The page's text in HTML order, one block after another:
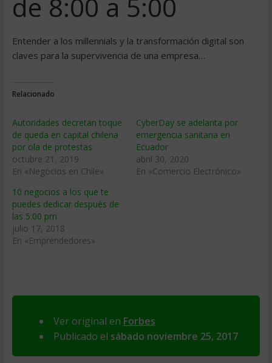
de 8:00 a 5:00
Entender a los millennials y la transformación digital son
claves para la supervivencia de una empresa…
Relacionado
Autoridades decretan toque
de queda en capital chilena
por ola de protestas
octubre 21, 2019
En «Negocios en Chile»
CyberDay se adelanta por
emergencia sanitaria en
Ecuador
abril 30, 2020
En «Comercio Electrónico»
10 negocios a los que te
puedes dedicar después de
las 5:00 pm
julio 17, 2018
En «Emprendedores»
Ver original en Forbes
Publicado el sábado noviembre 25, 2017